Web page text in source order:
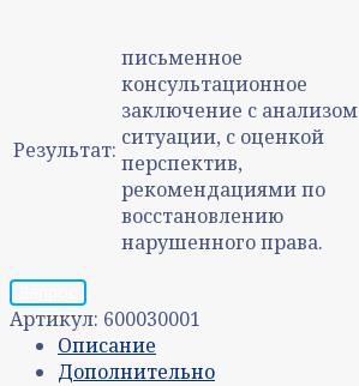
Результат:
письменное
консультационное
заключение с анализом
ситуации, с оценкой
перспектив,
рекомендациями по
восстановлению
нарушенного права.
Артикул: 600030001
Описание
Дополнительно